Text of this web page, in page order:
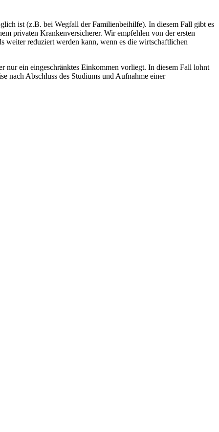
ist (z.B. bei Wegfall der Familienbeihilfe). In diesem Fall gibt es
privaten Krankenversicherer. Wir empfehlen von der ersten
weiter reduziert werden kann, wenn es die wirtschaftlichen
nur ein eingeschränktes Einkommen vorliegt. In diesem Fall lohnt
nach Abschluss des Studiums und Aufnahme einer